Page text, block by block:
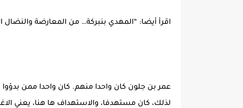
اقرأ أيضا: “المهدي بنبركة… من المعارضة والنضال
عمر بن جلون كان واحدا منهم. كان واحدا ممن بدؤوا
لذلك، كان مستهدفا، والاستهداف ها هنا، يعني